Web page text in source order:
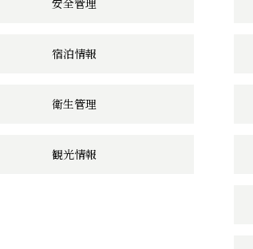
安全管理
宿泊情報
衛生管理
観光情報